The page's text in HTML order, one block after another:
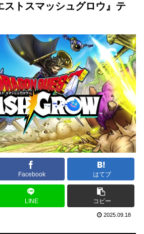
ストスマッシュグロウ』テ
Facebook はてブ
LINE コピー
2025.09.18